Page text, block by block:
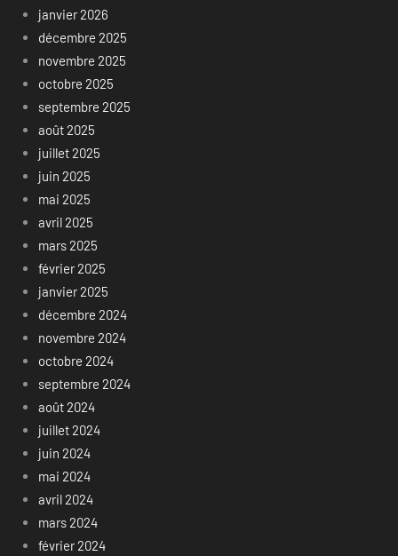
janvier 2026
décembre 2025
novembre 2025
octobre 2025
septembre 2025
août 2025
juillet 2025
juin 2025
mai 2025
avril 2025
mars 2025
février 2025
janvier 2025
décembre 2024
novembre 2024
octobre 2024
septembre 2024
août 2024
juillet 2024
juin 2024
mai 2024
avril 2024
mars 2024
février 2024